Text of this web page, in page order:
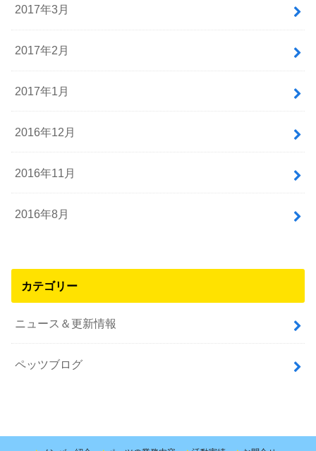
2017年3月
2017年2月
2017年1月
2016年12月
2016年11月
2016年8月
カテゴリー
ニュース＆更新情報
ペッツブログ